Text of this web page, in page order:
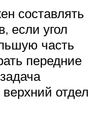
составлять
если угол
часть
передние
отдел